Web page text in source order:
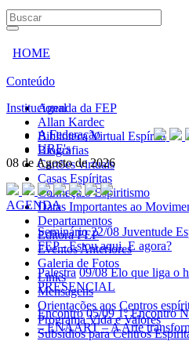
HOME
Conteúdo
Agenda da FEP
Allan Kardec
Biblioteca Virtual Espírita
Biografias
Cartões virtuais
Casas Espíritas
Conheça o Espiritismo
Datas Importantes ao
Departamentos
Editora FEP
Eventos Anteriores
Galeria de Fotos
Links
Mensagens
Orientações aos Centros
Programa Vida e Valores
Subsídios para Centros
Institucional
A Federação
URE's
08 de Agosto de 2026
AGENDA
Seminário 22/08 Juventude
FEP - Estou aqui. E agora?
Palestra 09/08 Elo que liga o
PRESENCIAL
Encontro 05/09 1º Encontro
– ENAART – A Arte